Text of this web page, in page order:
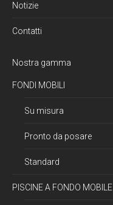
Notizie
Contatti
Nostra gamma
FONDI MOBILI
Su misura
Pronto da posare
Standard
PISCINE A FONDO MOBILE